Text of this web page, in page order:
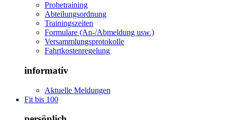
Probetraining
Abteilungsordnung
Trainingszeiten
Formulare (An-/Abmeldung usw.)
Versammlungsprotokolle
Fahrtkostenregelung
informativ
Aktuelle Meldungen
Fit bis 100